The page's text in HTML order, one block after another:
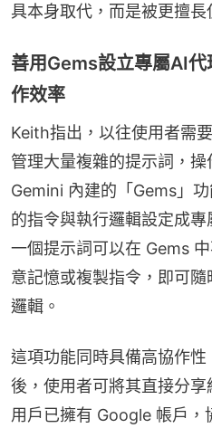
具本身取代，而是被更擅長
善用Gems設立專屬AI
作效率
Keith指出，以往使用者需
管理大量複雜的提示詞，
Gemini 內建的「Gems」
的指令與執行邏輯設定成
一個提示詞可以在 Gems
意記憶或複製指令，即可
邏輯。
這項功能同時具備高協作
後，使用者可將其直接分
用戶已擁有 Google 帳戶，